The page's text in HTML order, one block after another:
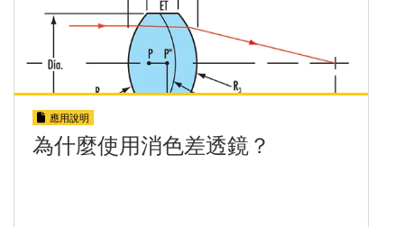
應用說明
為什麼使用消色差透鏡？